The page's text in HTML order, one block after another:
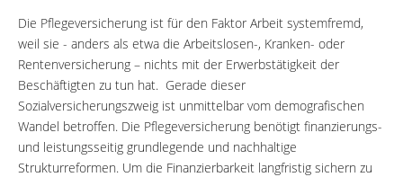
Die Pflegeversicherung ist für den Faktor Arbeit systemfremd,
weil sie - anders als etwa die Arbeitslosen-, Kranken- oder
Rentenversicherung – nichts mit der Erwerbstätigkeit der
Beschäftigten zu tun hat. Gerade dieser
Sozialversicherungszweig ist unmittelbar vom demografischen
Wandel betroffen. Die Pflegeversicherung benötigt finanzierungs-
und leistungsseitig grundlegende und nachhaltige
Strukturreformen. Um die Finanzierbarkeit langfristig sichern zu